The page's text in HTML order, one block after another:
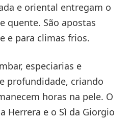
e oriental entregam o
quente. São apostas
e para climas frios.
especiarias e
profundidade, criando
horas na pele. O
Herrera e o Sì da Giorgio